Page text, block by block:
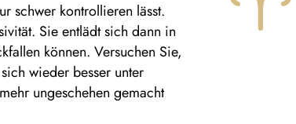
schwer kontrollieren lässt.
Sie entlädt sich dann in
können. Versuchen Sie,
wieder besser unter
ungeschehen gemacht